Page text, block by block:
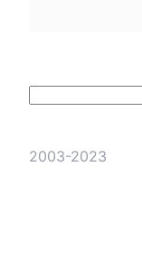
2003-2023